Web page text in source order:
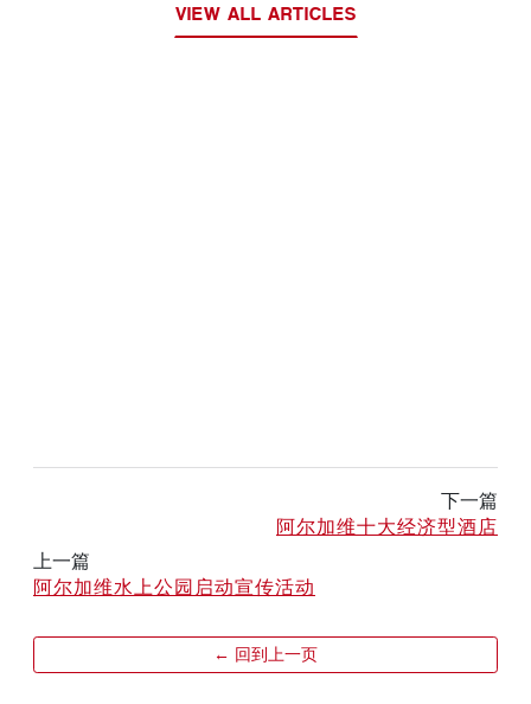
VIEW ALL ARTICLES
下一篇
阿尔加维十大经济型酒店
上一篇
阿尔加维水上公园启动宣传活动
← 回到上一页